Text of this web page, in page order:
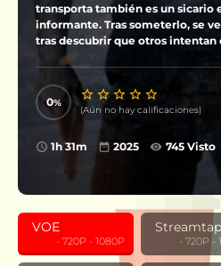
transporta también es un sicario
informante. Tras someterlo, se
tras descubrir que otros intentan
0
(Aún no hay calificaciones)
1h 31m 2025 745 Visto
VOE
‎ ‎ ‎ ‎ ‎ ‎ ‎ ‎ ‎ - 720P - 1080P - 720P -